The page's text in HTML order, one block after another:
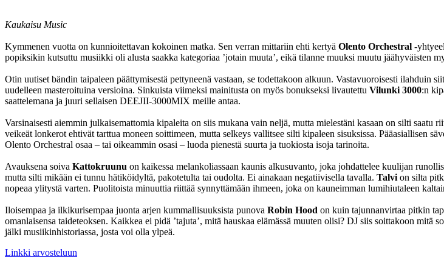
Kaukaisu Music
Kymmenen vuotta on kunnioitettavan kokoinen matka. Sen verran mittariin ehti kertyä Olento Orchestral -
popiksikin kutsuttu musiikki oli alusta saakka kategoriaa ’jotain muuta’, eikä tilanne muuksi muutu jäähyväisten
Otin uutiset bändin taipaleen päättymisestä pettyneenä vastaan, se todettakoon alkuun. Vastavuoroisesti ilahduin
uudelleen masteroituina versioina. Sinkuista viimeksi mainitusta on myös bonukseksi livautettu Vilunki 3000:n
saattelemana ja juuri sellaisen DEEJII-3000MIX meille antaa.
Varsinaisesti aiemmin julkaisemattomia kipaleita on siis mukana vain neljä, mutta mielestäni kasaan on silti saatu
veikeät lonkerot ehtivät tarttua moneen soittimeen, mutta selkeys vallitsee silti kipaleen sisuksissa. Pääasiallisen
Olento Orchestral osaa – tai oikeammin osasi – luoda pienestä suurta ja tuokiosta isoja tarinoita.
Avauksena soiva Kattokruunu on kaikessa melankoliassaan kaunis alkusuvanto, joka johdattelee kuulijan
mutta silti mikään ei tunnu hätiköidyltä, pakotetulta tai oudolta. Ei ainakaan negatiivisella tavalla. Talvi on silta
nopeaa ylitystä varten. Puolitoista minuuttia riittää synnyttämään ihmeen, joka on kauneimman lumihiutaleen
Iloisempaa ja ilkikurisempaa juonta arjen kummallisuuksista punova Robin Hood on kuin tajunnanvirtaa pitkin
omanlaisensa taideteoksen. Kaikkea ei pidä ’tajuta’, mitä hauskaa elämässä muuten olisi? DJ siis soittakoon
jälki musiikinhistoriassa, josta voi olla ylpeä.
Linkki arvosteluun